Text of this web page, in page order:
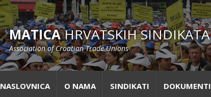
MATICAHRVATSKIH SINDIKATA
Association of Croatian Trade Unions
NASLOVNICA O NAMA SINDIKATI DOKUMENTI